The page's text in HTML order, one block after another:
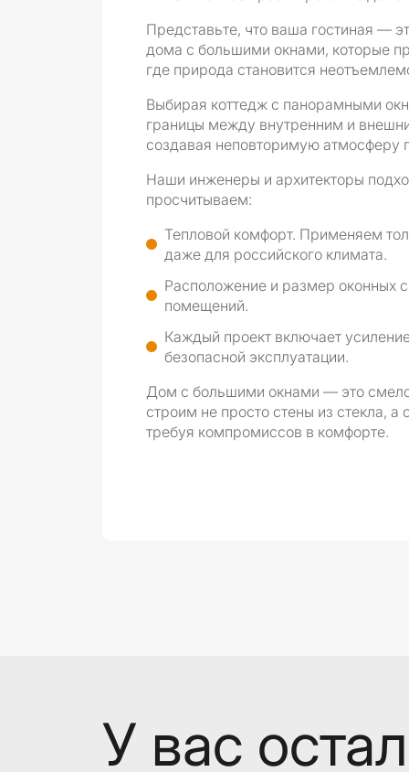
Представьте, что ваша гостиная —
дома с большими окнами, которые
где природа становится
Выбирая коттедж с панорамными
границы между внутренним и
создавая неповторимую атмосферу
Наши инженеры и архитекторы
просчитываем:
Тепловой комфорт. Применяем
даже для российского климата.
Расположение и размер оконных
помещений.
Каждый проект включает
безопасной эксплуатации.
Дом с большими окнами — это
строим не просто стены из стекла,
требуя компромиссов в комфорте.
У вас